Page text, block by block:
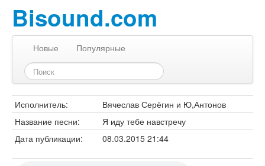
Bisound.com
Новые Популярные
Исполнитель:
Вячеслав Серёгин и Ю,Антонов
Название песни:
Я иду тебе навстречу
Дата публикации:
08.03.2015 21:44